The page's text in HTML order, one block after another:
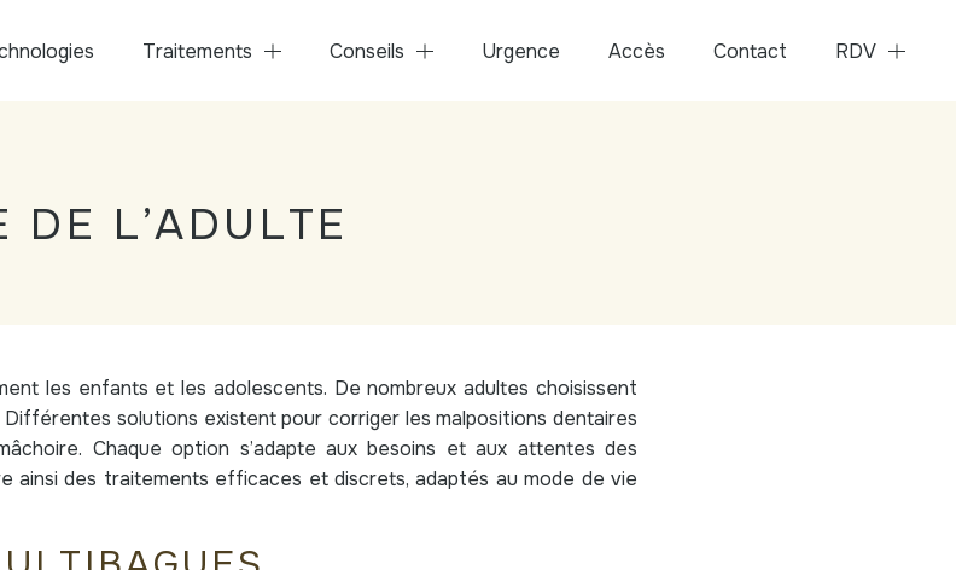
Traitements Conseils Urgence Accès Contact RDV
DE L’ADULTE
les enfants et les adolescents. De nombreux adultes choisissent
Différentes solutions existent pour corriger les malpositions dentaires
Chaque option s’adapte aux besoins et aux attentes des
ainsi des traitements efficaces et discrets, adaptés au mode de vie